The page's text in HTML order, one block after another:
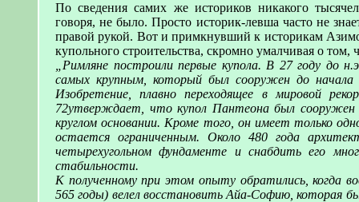
По сведения самих же историков никакого
говоря, не было. Просто историк-левша часто не
правой рукой. Вот и примкнувший к историкам
купольного строительства, скромно умалчивая о
„Римляне построили первые купола. В 27 году до
самых крупным, который был сооружен до начала
Изобретение, плавно переходящее в мировой
72утверждает, что купол Пантеона был сооружен
круглом основании. Кроме того, он имеет только
остается ограниченным. Около 480 года
четырехугольном фундаменте и снабдить его
стабильности.
К полученному при этом опыту обратились, когда
565 годы) велел восстановить Айа-Софию, которая